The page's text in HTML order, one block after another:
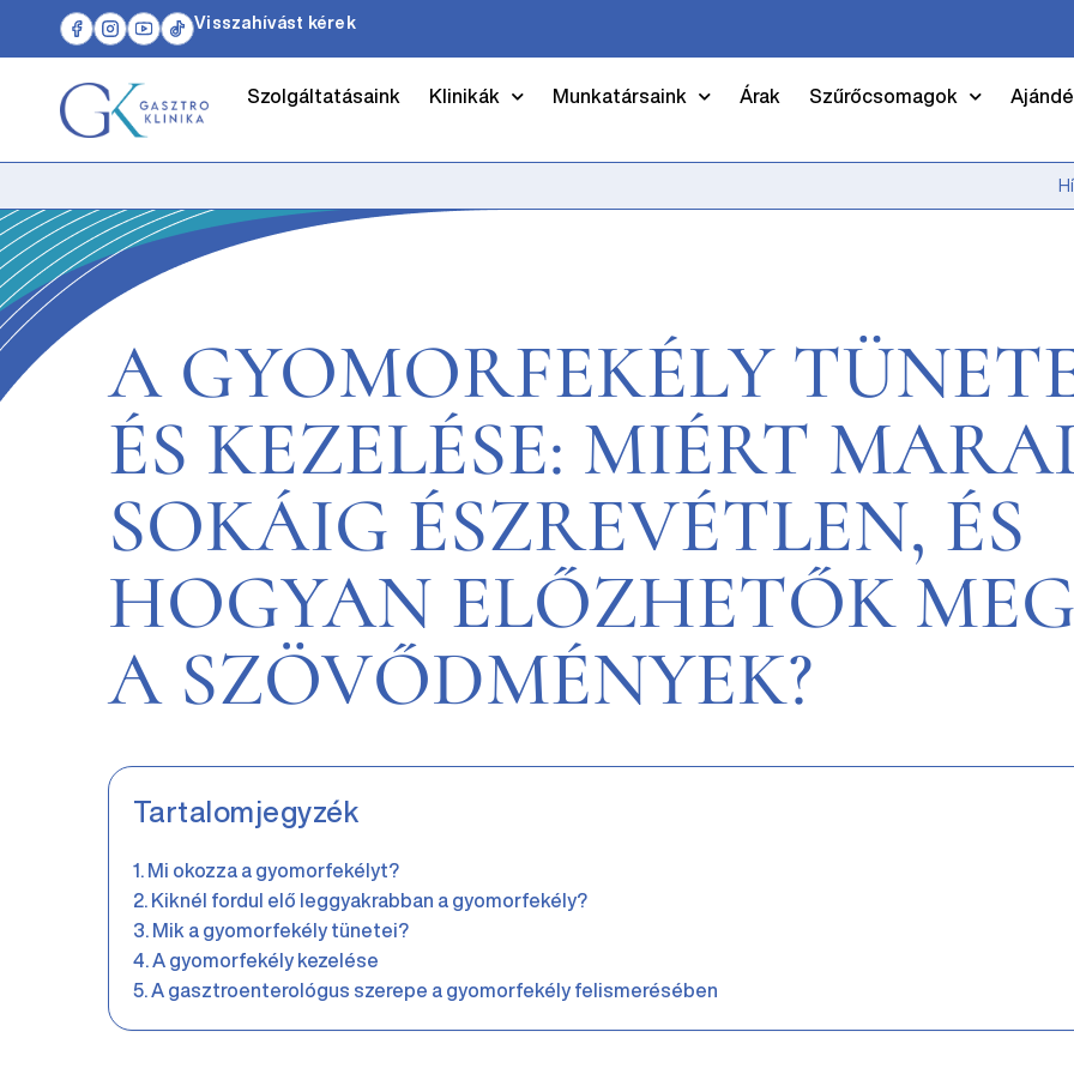
Visszahívást kérek
Szolgáltatásaink Klinikák Munkatársaink Árak Szűrőcsomagok
A GYOMORFEKÉLY
ÉS KEZELÉSE: MIÉRT
SOKÁIG ÉSZREVÉTLEN, ÉS
HOGYAN ELŐZHETŐK
A SZÖVŐDMÉNYEK?
Tartalomjegyzék
Mi okozza a gyomorfekélyt?
Kiknél fordul elő leggyakrabban a gyomorfekély?
Mik a gyomorfekély tünetei?
A gyomorfekély kezelése
A gasztroenterológus szerepe a gyomorfekély felismerésében